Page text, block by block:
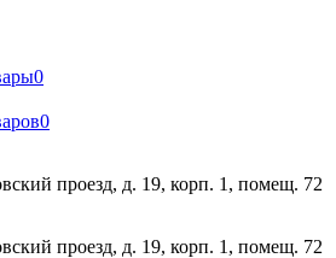
0
0
проезд, д. 19, корп. 1, помещ. 72
проезд, д. 19, корп. 1, помещ. 72